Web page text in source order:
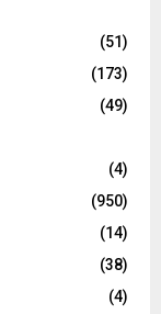
(51)
(173)
(49)
(4)
(950)
(14)
(38)
(4)